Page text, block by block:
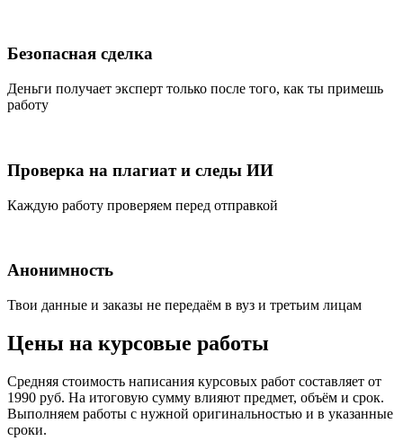
Безопасная сделка
Деньги получает эксперт только после того, как ты примешь
работу
Проверка на плагиат и следы ИИ
Каждую работу проверяем перед отправкой
Анонимность
Твои данные и заказы не передаём в вуз и третьим лицам
Цены на курсовые работы
Средняя стоимость написания курсовых работ составляет от
1990 руб. На итоговую сумму влияют предмет, объём и срок.
Выполняем работы с нужной оригинальностью и в указанные
сроки.